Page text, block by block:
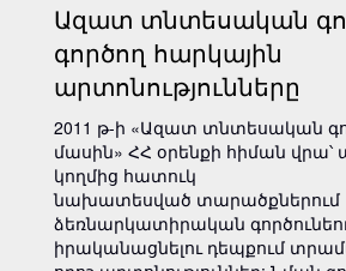
Ազատ տնտեսական
գործող հարկային
արտոնությունները
2011 թ-ի «Ազատ տնտեսական
մասին» ՀՀ օրենքի հիման վրա՝
կողմից հատուկ
նախատեսված տարածքներում
ձեռնարկատիրական
իրականացնելու դեպքում